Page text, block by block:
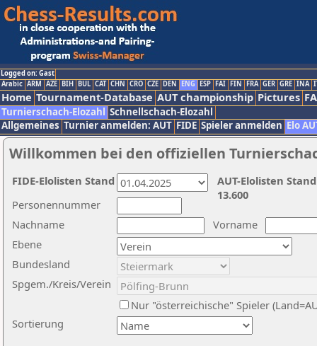
Logged on: Gast
Arabic ARM AZE BIH BUL CAT CHN CRO CZE DEN ENG ESP FAI FIN FRA GER GRE INA
Home Tournament-Database AUT championship Pictures
Turnierschach-Elozahl Schnellschach-Elozahl
Allgemeines Turnier anmelden: AUT FIDE Spieler anmelden Elo
Willkommen bei den offiziellen
Nachname
Vorname
Ebene
Sortierung
Personennummer
Bundesland
Spgem./Kreis/Verein
Nur "österreichische" Spieler
AUT-Elolisten
13.600
FIDE-Elolisten Stand